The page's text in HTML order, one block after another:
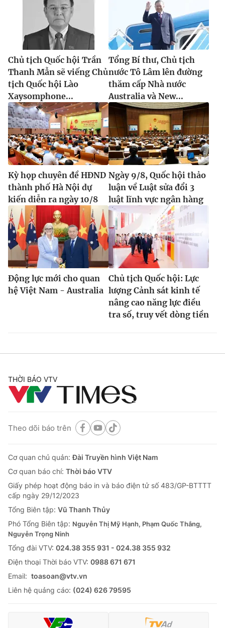
Chủ tịch Quốc hội Trần
Thanh Mẫn sẽ viếng Chủ
tịch Quốc hội Lào
Xaysomphone...
Tổng Bí thư, Chủ tịch
nước Tô Lâm lên đường
thăm cấp Nhà nước
Australia và New...
Kỳ họp chuyên đề HĐND
thành phố Hà Nội dự
kiến diễn ra ngày 10/8
Ngày 9/8, Quốc hội thảo
luận về Luật sửa đổi 3
luật lĩnh vực ngân hàng
Động lực mới cho quan
hệ Việt Nam - Australia
Chủ tịch Quốc hội: Lực
lượng Cảnh sát kinh tế
nâng cao năng lực điều
tra số, truy vết dòng tiền
THỜI BÁO VTV
Theo dõi báo trên
Cơ quan chủ quản:Đài Truyền hình Việt Nam
Cơ quan báo chí: Thời báo VTV
Giấy phép hoạt động báo in và báo điện tử số 483/GP-BTTTT
cấp ngày 29/12/2023
Tổng Biên tập: Vũ Thanh Thủy
Phó Tổng Biên tập: Nguyễn Thị Mỹ Hạnh, Phạm Quốc Thắng,
Nguyễn Trọng Ninh
Tổng đài VTV: 024.38 355 931 - 024.38 355 932
Ðiện thoại Thời báo VTV: 0988 671 671
Email: toasoan@vtv.vn
Liên hệ quảng cáo: (024) 626 79595